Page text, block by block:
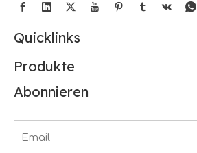
Quicklinks
Produkte
Abonnieren